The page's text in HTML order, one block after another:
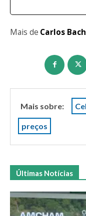
Mais de Carlos
Mais sobre:
preços
Últimas Notícias